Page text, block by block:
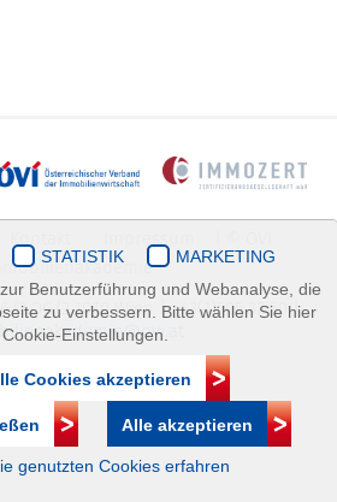
2.OG/2 1070 Wien | +43(1)505 32 50 |
STATISTIK
MARKETING
Benutzerführung und Webanalyse, die
zu verbessern. Bitte wählen Sie hier
Einstellungen.
Cookies akzeptieren
Alle akzeptieren
genutzten Cookies erfahren